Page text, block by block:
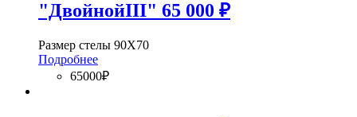
"ДвойнойIII" 65 000 ₽
Размер стелы 90Х70
Подробнее
65000₽